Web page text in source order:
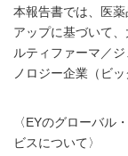
本報告書では、医
アップに基づいて
ルティファーマ／
ノロジー企業（ビ
〈EYのグローバル
ビスについて〉